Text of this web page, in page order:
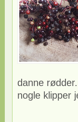
danne
nogle klipper